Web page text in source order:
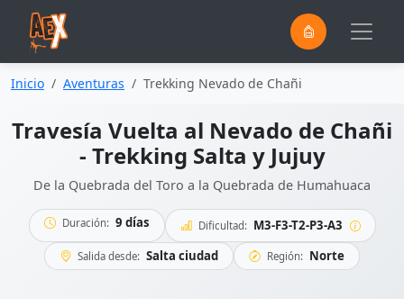
Inicio Aventuras Trekking Nevado de Chañi
Travesía Vuelta al Nevado de Chañi
- Trekking Salta y Jujuy
De la Quebrada del Toro a la Quebrada de Humahuaca
Duración: 9 días Dificultad: M3-F3-T2-P3-A3
Salida desde: Salta ciudad Región: Norte